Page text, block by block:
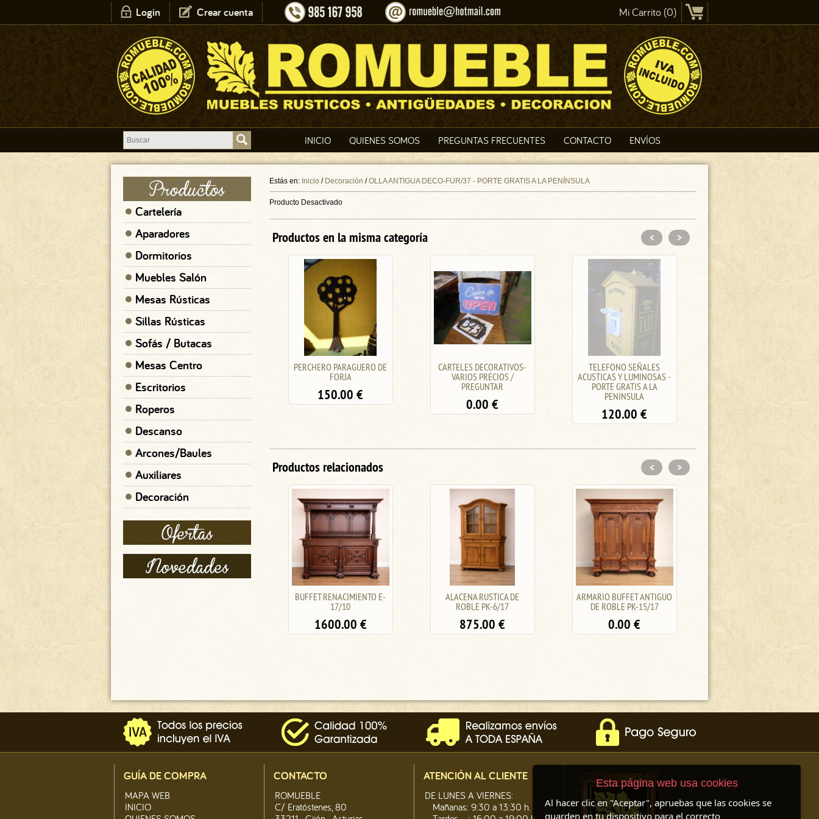
Login Crear cuenta Mi Carrito (0)
INICIO QUIENES SOMOS PREGUNTAS FRECUENTES CONTACTO ENVÍOS
Cartelería
Aparadores
Dormitorios
Muebles Salón
Mesas Rústicas
Sillas Rústicas
Sofás / Butacas
Mesas Centro
Escritorios
Roperos
Descanso
Arcones/Baules
Auxiliares
Decoración
Estás en: Inicio / Decoración /OLLA ANTIGUA DECO-FUR/37 - PORTE GRATIS A LA PENÍNSULA
Producto Desactivado
Productos en la misma categoría
PERCHERO PARAGUERO DE
FORJA
150.00€
CARTELES DECORATIVOS-
VARIOS PRECIOS /
0.00€
TELEFONO SEÑALES
ACUSTICAS Y LUMINOSAS -
PORTE GRATIS A LA
120.00€
LECHERAS HOLANDESAS
ANTIGUAS - VARIOS
PRECIOS
0.00€
< >
Productos relacionados
ALACENA RUSTICA DE
ROBLE PK-6/17
875.00 €
ARMARIO BUFFET ANTIGUO
DE ROBLE PK-15/17
0.00€
BUFFET DE ROBLE PK-
17/LT4
1800.00
< >
GUÍA DE COMPRA
MAPA WEB
INICIO
CONTACTO
ROMUEBLE
C/ Eratóstenes, 80
ATENCIÓN AL CLIENTE
DE LUNES A VIERNES:
Mañanas: 9:30 a 13:30 h.
Esta página web usa cookies
Al hacer clic en "Aceptar", apruebas que las cookies se
guarden en tu dispositivo para el correcto